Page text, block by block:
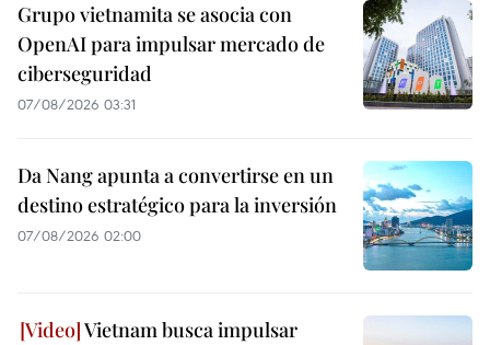
Grupo vietnamita se asocia con
OpenAI para impulsar mercado de
ciberseguridad
07/08/2026 03:31
Da Nang apunta a convertirse en un
destino estratégico para la inversión
07/08/2026 02:00
Vietnam busca impulsar